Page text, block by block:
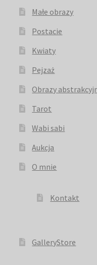
Małe obrazy
Postacie
Kwiaty
Pejzaż
Obrazy
Tarot
Wabi sabi
Aukcja
O mnie
Kontakt
GalleryStore